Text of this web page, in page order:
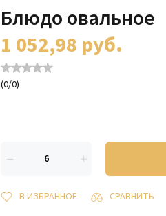
Блюдо овальное
1 052,98 руб.
(0/0)
В ИЗБРАННОЕ СРАВНИТЬ